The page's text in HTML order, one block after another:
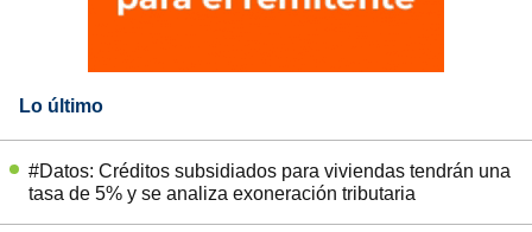
Lo último
#Datos: Créditos subsidiados para viviendas tendrán una
tasa de 5% y se analiza exoneración tributaria